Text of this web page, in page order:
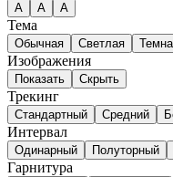
А A A
Тема
Обычная Светлая
Изображения
Показать Скрыть
Трекинг
Стандартный Средний
Интервал
Одинарный Полуторный
Гарнитура